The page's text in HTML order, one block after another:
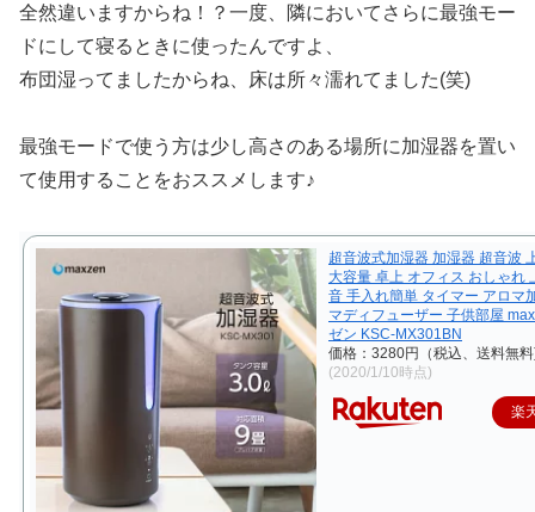
全然違いますからね！？一度、隣においてさらに最強モー
ドにして寝るときに使ったんですよ、
布団湿ってましたからね、床は所々濡れてました(笑)
最強モードで使う方は少し高さのある場所に加湿器を置い
て使用することをおススメします♪
超音波式加湿器 加湿器 超音波
大容量 卓上 オフィス おしゃれ
音 手入れ簡単 タイマー アロマ
マディフューザー 子供部屋
ゼン KSC-MX301BN
価格：3280円（税込、送料無
(2020/1/10時点)
楽